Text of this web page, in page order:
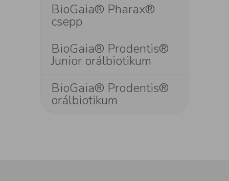
BioGaia® Pharax®
csepp
BioGaia® Prodentis®
Junior orálbiotikum
BioGaia® Prodentis®
orálbiotikum